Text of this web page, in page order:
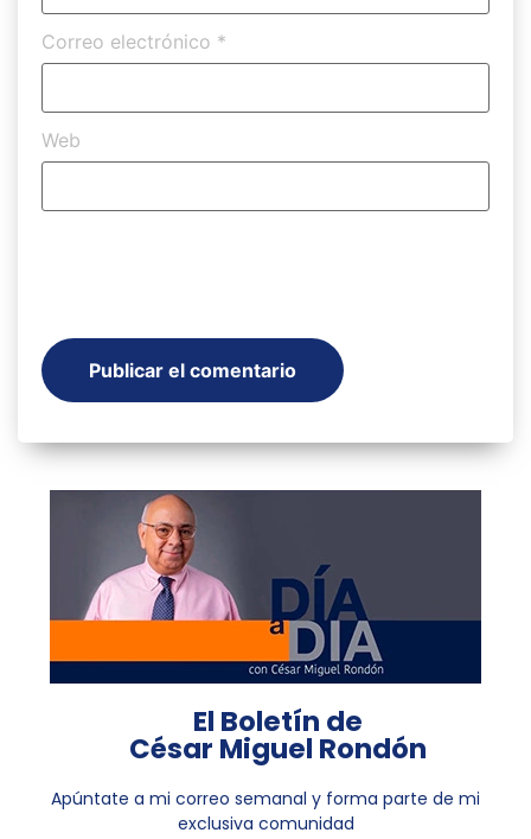
Correo electrónico *
Web
El Boletín de
César Miguel Rondón
Apúntate a mi correo semanal y forma parte de mi
exclusiva comunidad